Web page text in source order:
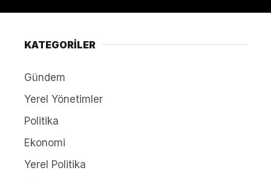
KATEGORİLER
Gündem
Yerel Yönetimler
Politika
Ekonomi
Yerel Politika